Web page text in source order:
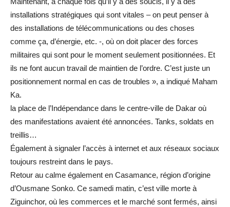
installations stratégiques qui sont vitales – on peut penser à
des installations de télécommunications ou des choses
comme ça, d’énergie, etc. -, où on doit placer des forces
militaires qui sont pour le moment seulement positionnées. Et
ils ne font aucun travail de maintien de l’ordre. C’est juste un
positionnement normal en cas de troubles », a indiqué Maham
Ka.
la place de l’Indépendance dans le centre-ville de Dakar où
des manifestations avaient été annoncées. Tanks, soldats en
treillis…
Également à signaler l’accès à internet et aux réseaux sociaux
toujours restreint dans le pays.
Retour au calme également en Casamance, région d’origine
d’Ousmane Sonko. Ce samedi matin, c’est ville morte à
Ziguinchor, où les commerces et le marché sont fermés, ainsi